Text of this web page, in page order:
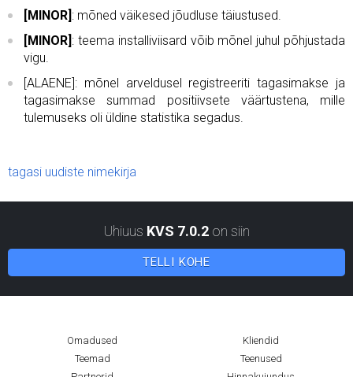
[MINOR] : mõned väikesed jõudluse täiustused.
[MINOR] : teema installiviisard võib mõnel juhul põhjustada
vigu.
[ALAENE]: mõnel arveldusel registreeriti tagasimakse ja
tagasimakse summad positiivsete väärtustena, mille
tulemuseks oli üldine statistika segadus.
tagasi uudiste nimekirja
Uhiuus KVS 7.0.2on siin
TELLI KOHE
Omadused
Kliendid
Teemad
Teenused